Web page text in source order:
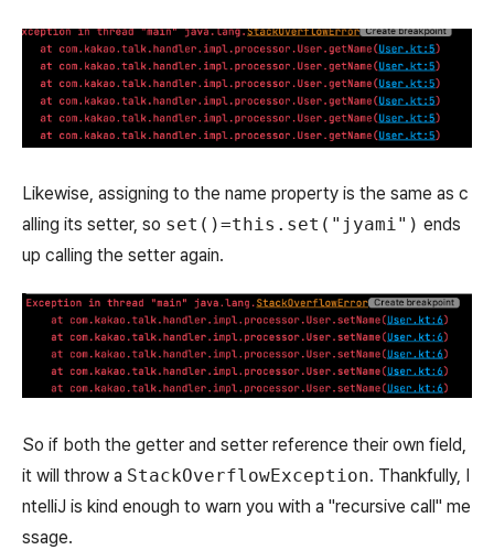
Likewise, assigning to the name property is the same as c
alling its setter, so set()=this.set("jyami") ends
up calling the setter again.
So if both the getter and setter reference their own field,
it will throw a StackOverflowException. Thankfully, I
ntelliJ is kind enough to warn you with a "recursive call" me
ssage.